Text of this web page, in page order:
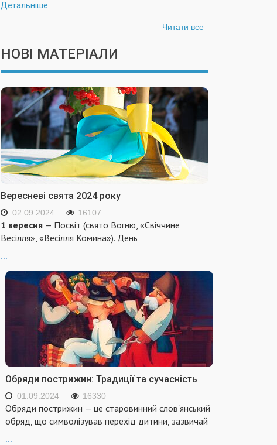
Детальніше
Читати все
НОВІ МАТЕРІАЛИ
Вересневі свята 2024 року
02.09.2024 16107
1 вересня — Посвіт (свято Вогню, «Свіччине
Весілля», «Весілля Комина»). День
...
Обряди пострижин: Традиції та сучасність
01.09.2024 16330
Обряди пострижин — це старовинний слов'янський
обряд, що символізував перехід дитини, зазвичай
...